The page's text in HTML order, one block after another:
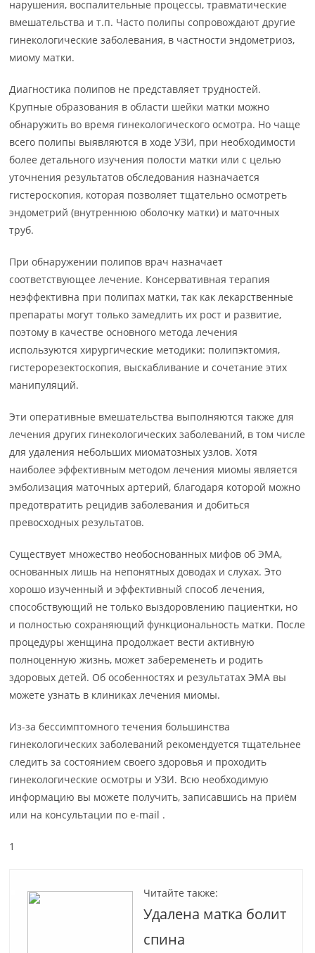
нарушения, воспалительные процессы, травматические
вмешательства и т.п. Часто полипы сопровождают другие
гинекологические заболевания, в частности эндометриоз,
миому матки.
Диагностика полипов не представляет трудностей.
Крупные образования в области шейки матки можно
обнаружить во время гинекологического осмотра. Но чаще
всего полипы выявляются в ходе УЗИ, при необходимости
более детального изучения полости матки или с целью
уточнения результатов обследования назначается
гистероскопия, которая позволяет тщательно осмотреть
эндометрий (внутреннюю оболочку матки) и маточных
труб.
При обнаружении полипов врач назначает
соответствующее лечение. Консервативная терапия
неэффективна при полипах матки, так как лекарственные
препараты могут только замедлить их рост и развитие,
поэтому в качестве основного метода лечения
используются хирургические методики: полипэктомия,
гистерорезектоскопия, выскабливание и сочетание этих
манипуляций.
Эти оперативные вмешательства выполняются также для
лечения других гинекологических заболеваний, в том числе
для удаления небольших миоматозных узлов. Хотя
наиболее эффективным методом лечения миомы является
эмболизация маточных артерий, благодаря которой можно
предотвратить рецидив заболевания и добиться
превосходных результатов.
Существует множество необоснованных мифов об ЭМА,
основанных лишь на непонятных доводах и слухах. Это
хорошо изученный и эффективный способ лечения,
способствующий не только выздоровлению пациентки, но
и полностью сохраняющий функциональность матки. После
процедуры женщина продолжает вести активную
полноценную жизнь, может забеременеть и родить
здоровых детей. Об особенностях и результатах ЭМА вы
можете узнать в клиниках лечения миомы.
Из-за бессимптомного течения большинства
гинекологических заболеваний рекомендуется тщательнее
следить за состоянием своего здоровья и проходить
гинекологические осмотры и УЗИ. Всю необходимую
информацию вы можете получить, записавшись на приём
или на консультации по e-mail .
1
Читайте также:
Удалена матка болит
спина